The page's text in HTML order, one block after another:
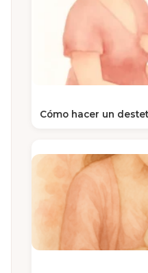
Cómo hacer un